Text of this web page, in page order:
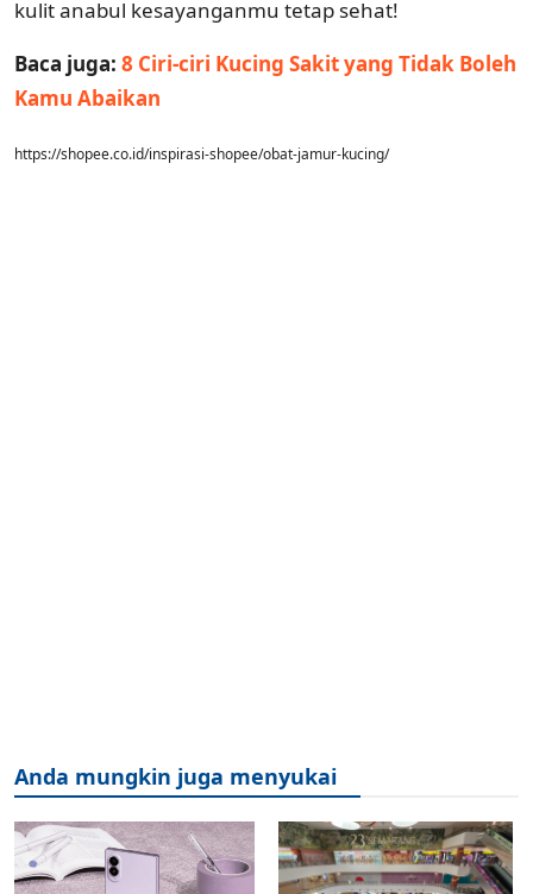
kulit anabul kesayanganmu tetap sehat!
Baca juga: 8 Ciri-ciri Kucing Sakit yang Tidak Boleh
Kamu Abaikan
https://shopee.co.id/inspirasi-shopee/obat-jamur-kucing/
Anda mungkin juga menyukai